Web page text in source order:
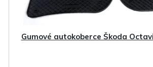
Gumové autokoberce Škoda